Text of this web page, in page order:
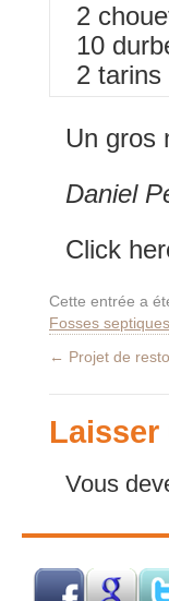
2
10
2 tarins
Un
Daniel
Click
Cette entrée a
Fosses septiques
← Projet de
Laisser
Vous